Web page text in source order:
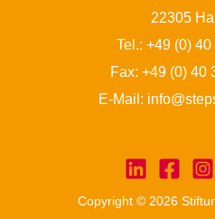
22305
Tel.: +49 (0)
Fax: +49 (0) 40
E-Mail:
Copyright © 2026